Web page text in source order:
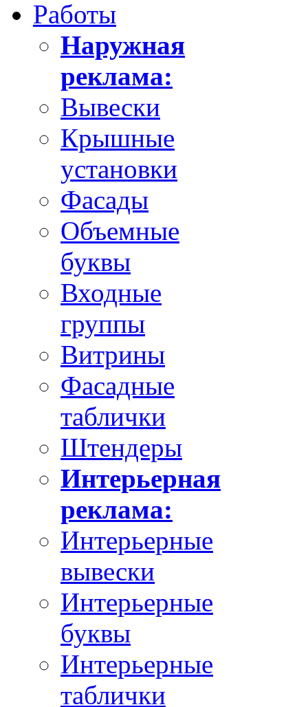
Работы
Наружная
реклама:
Вывески
Крышные
установки
Фасады
Объемные
буквы
Входные
группы
Витрины
Фасадные
таблички
Штендеры
Интерьерная
реклама:
Интерьерные
вывески
Интерьерные
буквы
Интерьерные
таблички